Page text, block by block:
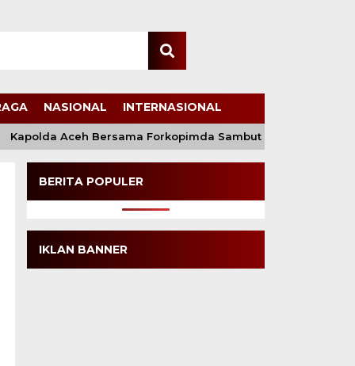
NASIONAL INTERNASIONAL
Kapolda Aceh Bersama Forkopimda Sambut Kunjungan Kerja
BERITA POPULER
IKLAN BANNER